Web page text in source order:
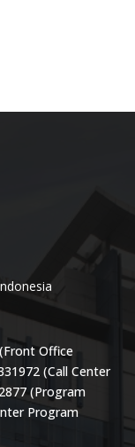
Office
(Call Center
(Program
Program